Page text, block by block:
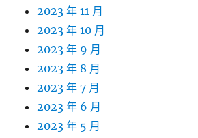
2023 年 11 月
2023 年 10 月
2023 年 9 月
2023 年 8 月
2023 年 7 月
2023 年 6 月
2023 年 5 月